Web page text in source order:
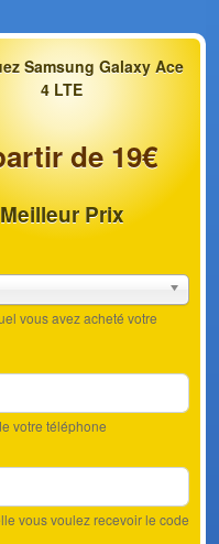
Samsung Galaxy Ace
4 LTE
de 19€
Meilleur Prix
vous avez acheté votre
votre téléphone
vous voulez recevoir le code